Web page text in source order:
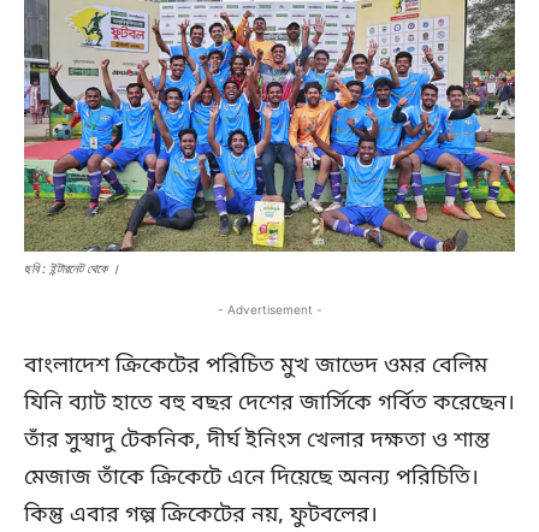
ছবি : ইন্টারনেট থেকে ।
- Advertisement -
বাংলাদেশ ক্রিকেটের পরিচিত মুখ জাভেদ ওমর বেলিম
যিনি ব্যাট হাতে বহু বছর দেশের জার্সিকে গর্বিত করেছেন।
তাঁর সুস্বাদু টেকনিক, দীর্ঘ ইনিংস খেলার দক্ষতা ও শান্ত
মেজাজ তাঁকে ক্রিকেটে এনে দিয়েছে অনন্য পরিচিতি।
কিন্তু এবার গল্প ক্রিকেটের নয়, ফুটবলের।